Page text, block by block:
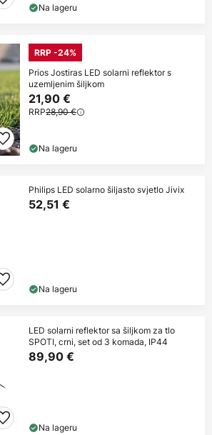
Na lageru
RRP -24%
Prios Jostiras LED solarni reflektor s
uzemljenim šiljkom
21,90 €
RRP28,90 €
Na lageru
Philips LED solarno šiljasto svjetlo Jivix
52,51 €
Na lageru
LED solarni reflektor sa šiljkom za tlo
SPOTI, crni, set od 3 komada, IP44
89,90 €
Na lageru